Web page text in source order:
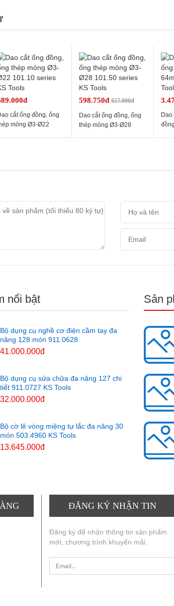
cắt ống đồng, ống
mỏng Ø3-Ø22
598.750đ827.000đ
Dao cắt ống đồng, ống
thép mỏng Ø3-Ø28
nổi bật
Bộ dụng cụ nghề cơ điện cầm tay đa
năng 128 món 911.0628
41.000.000đ
Bộ dụng cụ sửa chữa đa năng 127 chi
tiết 911.0727 KS Tools
32.000.000đ
Bộ cờ lê vòng miệng tự lắc đa năng 30
món 503.4960 KS Tools
13.645.000đ
Sản
ĐĂNG KÝ NHẬN TIN
Đăng ký để nhận thông tin sản phẩm
mới, chương trình khuyến mãi.